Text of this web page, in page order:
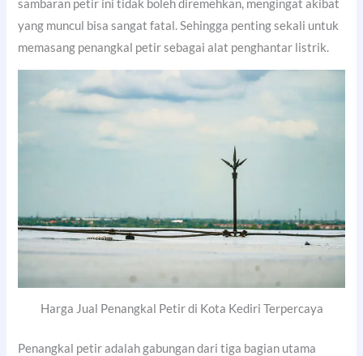
sambaran petir ini tidak boleh diremehkan, mengingat akibat
yang muncul bisa sangat fatal. Sehingga penting sekali untuk
memasang penangkal petir sebagai alat penghantar listrik.
Harga Jual Penangkal Petir di Kota Kediri Terpercaya
Penangkal petir adalah gabungan dari tiga bagian utama